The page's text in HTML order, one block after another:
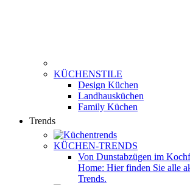
KÜCHENSTILE
Design Küchen
Landhausküchen
Family Küchen
Trends
KÜCHEN-TRENDS
Von Dunstabzügen im
Home: Hier finden Sie alle
Trends.